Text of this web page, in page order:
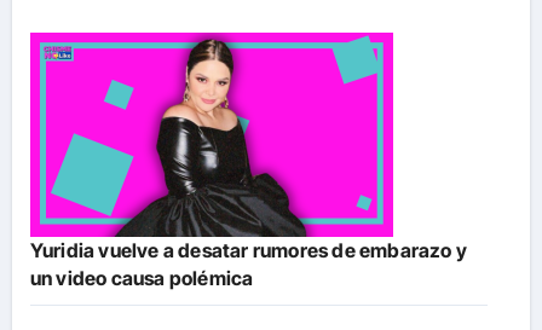
Yuridia vuelve a desatar rumores de embarazo y
un video causa polémica